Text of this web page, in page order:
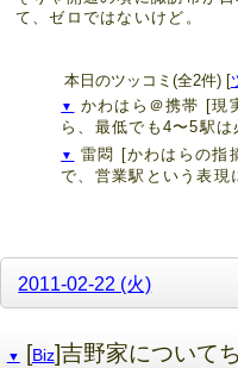
て、ゼロではないけど。
本日のツッコミ(全2件) [
▼ かわはら＠携帯 [現
ら、最低でも4〜5駅
▼ 雷悶
[かわはらの指
で、営業駅という表現
2011-02-22 (火)
▼ [Biz]吉野家について